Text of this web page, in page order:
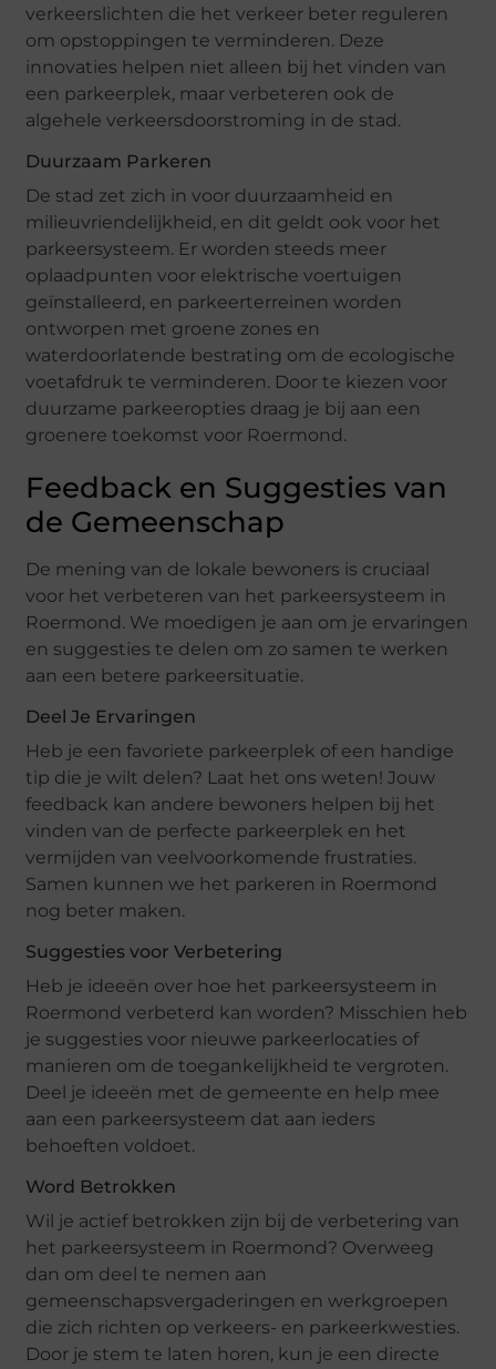
verkeerslichten die het verkeer beter reguleren
om opstoppingen te verminderen. Deze
innovaties helpen niet alleen bij het vinden van
een parkeerplek, maar verbeteren ook de
algehele verkeersdoorstroming in de stad.
Duurzaam Parkeren
De stad zet zich in voor duurzaamheid en
milieuvriendelijkheid, en dit geldt ook voor het
parkeersysteem. Er worden steeds meer
oplaadpunten voor elektrische voertuigen
geïnstalleerd, en parkeerterreinen worden
ontworpen met groene zones en
waterdoorlatende bestrating om de ecologische
voetafdruk te verminderen. Door te kiezen voor
duurzame parkeeropties draag je bij aan een
groenere toekomst voor Roermond.
Feedback en Suggesties van
de Gemeenschap
De mening van de lokale bewoners is cruciaal
voor het verbeteren van het parkeersysteem in
Roermond. We moedigen je aan om je ervaringen
en suggesties te delen om zo samen te werken
aan een betere parkeersituatie.
Deel Je Ervaringen
Heb je een favoriete parkeerplek of een handige
tip die je wilt delen? Laat het ons weten! Jouw
feedback kan andere bewoners helpen bij het
vinden van de perfecte parkeerplek en het
vermijden van veelvoorkomende frustraties.
Samen kunnen we het parkeren in Roermond
nog beter maken.
Suggesties voor Verbetering
Heb je ideeën over hoe het parkeersysteem in
Roermond verbeterd kan worden? Misschien heb
je suggesties voor nieuwe parkeerlocaties of
manieren om de toegankelijkheid te vergroten.
Deel je ideeën met de gemeente en help mee
aan een parkeersysteem dat aan ieders
behoeften voldoet.
Word Betrokken
Wil je actief betrokken zijn bij de verbetering van
het parkeersysteem in Roermond? Overweeg
dan om deel te nemen aan
gemeenschapsvergaderingen en werkgroepen
die zich richten op verkeers- en parkeerkwesties.
Door je stem te laten horen, kun je een directe